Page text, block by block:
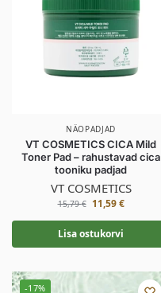
NÄOPADJAD
VT COSMETICS CICA Mild
Toner Pad – rahustavad cica
tooniku padjad
VT COSMETICS
15,79€ 11,59€
Lisa ostukorvi
-17%